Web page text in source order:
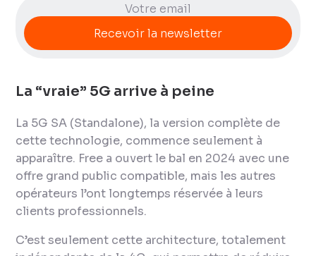
La “vraie” 5G arrive à peine
La 5G SA (Standalone), la version complète de
cette technologie, commence seulement à
apparaître. Free a ouvert le bal en 2024 avec une
offre grand public compatible, mais les autres
opérateurs l’ont longtemps réservée à leurs
clients professionnels.
C’est seulement cette architecture, totalement